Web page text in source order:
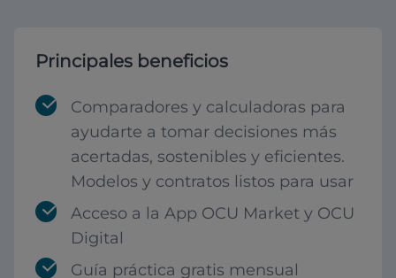
Principales beneficios
Comparadores y calculadoras para
ayudarte a tomar decisiones más
acertadas, sostenibles y eficientes.
Modelos y contratos listos para usar
Acceso a la App OCU Market y OCU
Digital
Guía práctica gratis mensual